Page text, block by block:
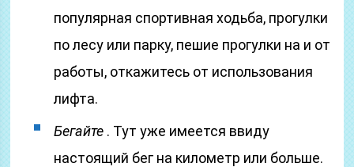
популярная спортивная ходьба, прогулки
по лесу или парку, пешие прогулки на и от
работы, откажитесь от использования
лифта.
Бегайте . Тут уже имеется ввиду
настоящий бег на километр или больше.